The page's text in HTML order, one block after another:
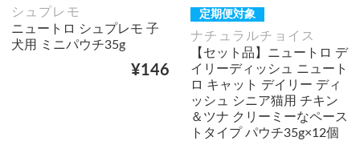
シュプレモ
ニュートロ シュプレモ 子
犬用 ミニパウチ35g
¥146
定期便対象
ナチュラルチョイス
【セット品】ニュートロ デ
イリーディッシュ ニュート
ロ キャット デイリー ディ
ッシュ シニア猫用 チキン
＆ツナ クリーミーなペース
トタイプ パウチ35g×12個